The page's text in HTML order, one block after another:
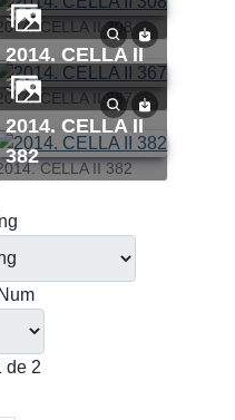
CELLA II 308
308
CELLA II 367
2014. CELLA II
367
CELLA II 382
2014. CELLA II
382
de 2